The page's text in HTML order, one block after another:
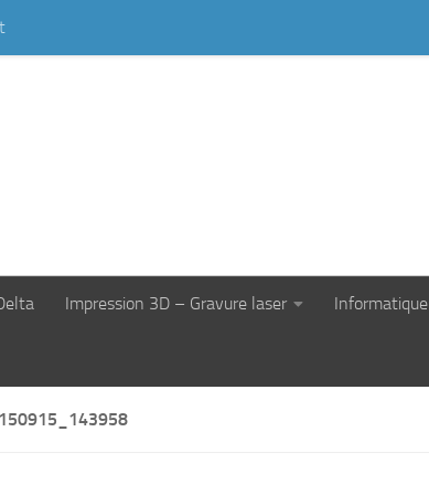
Impression 3D – Gravure laser Informatique